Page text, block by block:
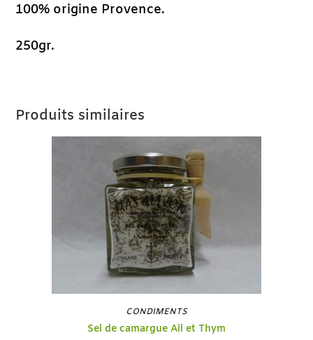
100% origine Provence.
250gr.
Produits similaires
CONDIMENTS
Sel de camargue Ail et Thym